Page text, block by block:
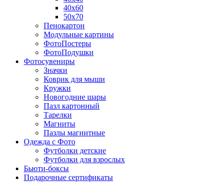
40х60
50х70
Пенокартон
Модульные картины
ФотоПостеры
ФотоПодушки
Фотоcувениры
Значки
Коврик для мыши
Кружки
Новогодние шары
Пазл картонный
Тарелки
Магниты
Пазлы магнитные
Одежда с Фото
Футболки детские
Футболки для взрослых
Бьюти-боксы
Подарочные сертификаты